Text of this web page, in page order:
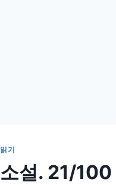
읽기
소설. 21/100